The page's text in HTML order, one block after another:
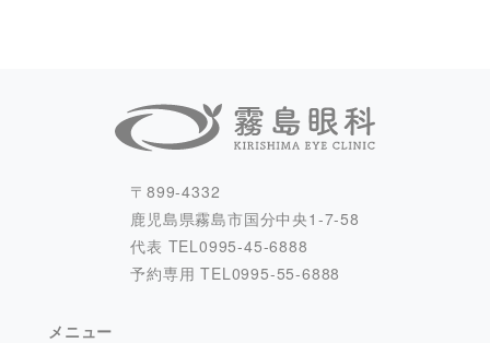
〒899-4332
鹿児島県霧島市国分中央1-7-58
代表 TEL 0995-45-6888
予約専用 TEL 0995-55-6888
メニュー